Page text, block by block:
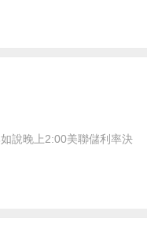
說晚上2:00美聯儲利率決